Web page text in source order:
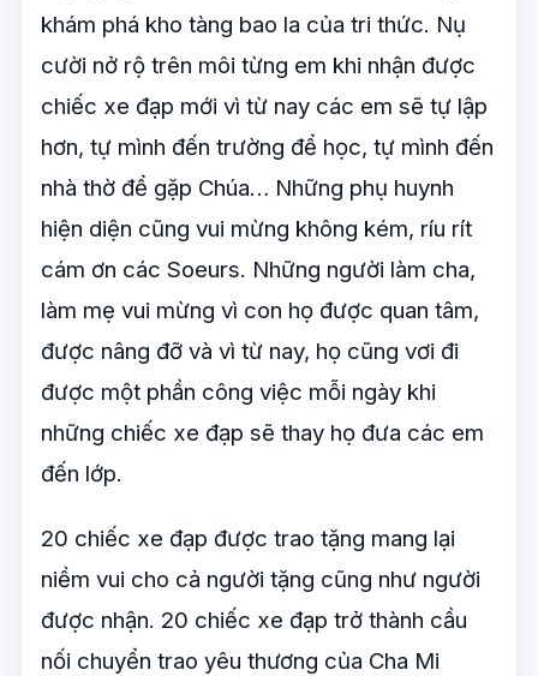
khám phá kho tàng bao la của tri thức. Nụ
cười nở rộ trên môi từng em khi nhận được
chiếc xe đạp mới vì từ nay các em sẽ tự lập
hơn, tự mình đến trường để học, tự mình đến
nhà thờ để gặp Chúa… Những phụ huynh
hiện diện cũng vui mừng không kém, ríu rít
cám ơn các Soeurs. Những người làm cha,
làm mẹ vui mừng vì con họ được quan tâm,
được nâng đỡ và vì từ nay, họ cũng vơi đi
được một phần công việc mỗi ngày khi
những chiếc xe đạp sẽ thay họ đưa các em
đến lớp.
20 chiếc xe đạp được trao tặng mang lại
niềm vui cho cả người tặng cũng như người
được nhận. 20 chiếc xe đạp trở thành cầu
nối chuyển trao yêu thương của Cha Mi